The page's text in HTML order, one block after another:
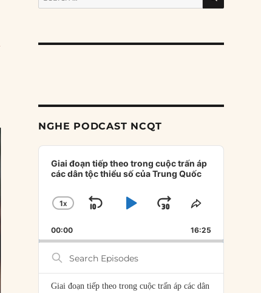
for:
NGHE PODCAST NCQT
Audio
Player
Giai đoạn tiếp theo trong cuộc trấn áp
các dân tộc thiểu số của Trung Quốc
CHANGE
RATE
1X
SKIP
BACKWARD
PLAYJUMP
FORWARD
SHARE
EPISODE
00:00 16:25
Search
Episodes
Giai đoạn tiếp theo trong cuộc trấn áp các dân